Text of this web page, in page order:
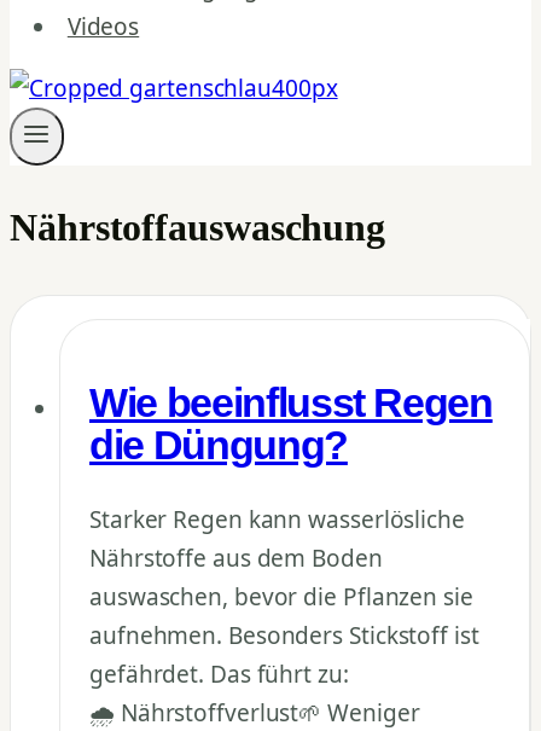
Videos
Nährstoffauswaschung
Wie beeinflusst Regen
die Düngung?
Starker Regen kann wasserlösliche
Nährstoffe aus dem Boden
auswaschen, bevor die Pflanzen sie
aufnehmen. Besonders Stickstoff ist
gefährdet. Das führt zu:
🌧️ Nährstoffverlust🌱 Weniger